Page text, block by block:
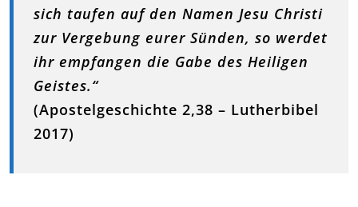
sich taufen auf den Namen Jesu Christi
zur Vergebung eurer Sünden, so werdet
ihr empfangen die Gabe des Heiligen
Geistes.“
(Apostelgeschichte 2,38 – Lutherbibel
2017)